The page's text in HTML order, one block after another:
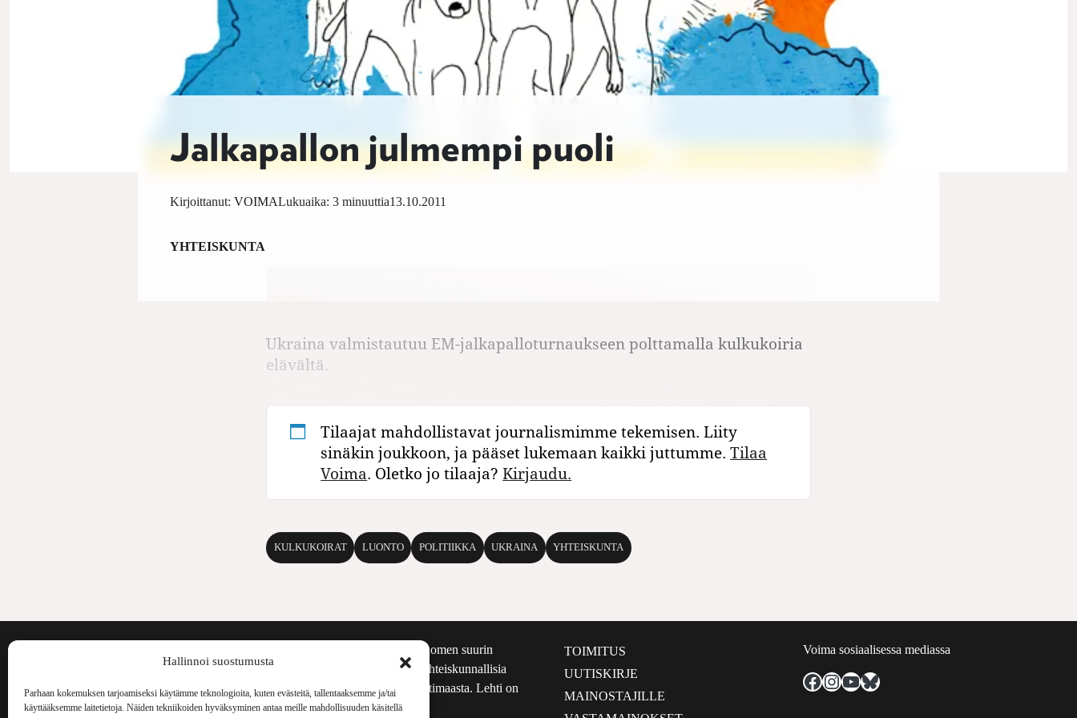
Hallinnoi suostumusta
Parhaan kokemuksen tarjoamiseksi käytämme teknologioita, kuten evästeitä, tallentaaksemme ja/tai
käyttääksemme laitetietoja. Näiden tekniikoiden hyväksyminen antaa meille mahdollisuuden käsitellä
Jalkapallon julmempi puoli
13.10.2011
Kirjoittanut: VOIMALukuaika: 3 minuuttia
YHTEISKUNTA
Ukraina valmistautuu EM-jalkapalloturnaukseen polttamalla kulkukoiria
elävältä.
Tilaajat mahdollistavat journalismimme tekemisen. Liity
sinäkin joukkoon, ja pääset lukemaan kaikki juttumme.Tilaa
Voima. Oletko jo tilaaja?Kirjaudu.
KULKUKOIRAT LUONTO POLITIIKKA UKRAINA YHTEISKUNTA
Voima Kustannus
Voima on painosmäärältään Suomen suurin
kulttuurilehti. Se nostaa esiin yhteiskunnallisia
aiheita niin maailmalta kuin kotimaasta. Lehti on
ilmestynyt vuodesta 1999.
TOIMITUS
UUTISKIRJE
MAINOSTAJILLE
Voima sosiaalisessa mediassa
Facebook
Instagram
YouTube
Bluesky